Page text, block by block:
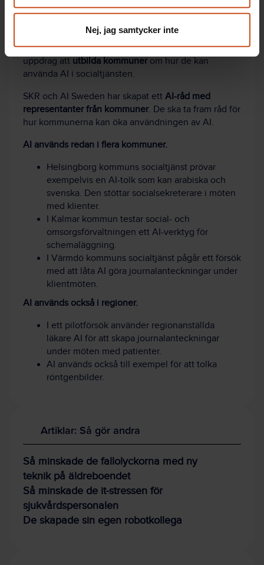
Nej, jag samtycker inte
Satsningar på AI i offentlig sektor pågår på flera håll.
Regeringen gav i augusti 2023 tre myndigheter i
uppdrag att utbilda kommunerom hur de kan
använda AI i socialtjänsten.
SKR och AI Sweden har skapat ett AI-råd med
representanter från kommuner. De ska ta fram råd för
hur kommunerna kan öka användningen av AI.
AI används redan i flera kommuner.
Helsingborg kommuns socialtjänst prövar
exempelvis en AI-tolk som kan arabiska och
svenska. Den stöttar socialsekreterare i möten
med klienter.
I Kalmar kommun testar social- och
omsorgsförvaltningen ett AI-verktyg för
schemaläggning.
I Värmdö kommuns socialtjänst pågår ett försök
med att låta AI göra journalanteckningar under
klientmöten.
AI används också i regioner.
I ett pilotförsök använder regionanställda
läkare AI för att skapa journalanteckningar
under möten med patienter.
AI används också till exempel för att tolka
röntgenbilder.
Artiklar: Så gör andra
Så minskade de fallolyckorna med ny
teknik på äldreboendet
Så minskade de it-stressen för
sjukvårdspersonalen
De skapade sin egen robotkollega